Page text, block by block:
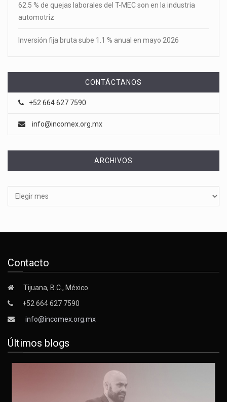
62.5 % de quejas laborales del T-MEC son en la industria
automotriz
Inversión fija bruta sube 1.1 % anual en mayo 2026
CONTÁCTANOS
+52 664 627 7590
info@incomex.org.mx
ARCHIVOS
Contacto
Tijuana, B.C., México
+52 664 627 7590
info@incomex.org.mx
Últimos blogs